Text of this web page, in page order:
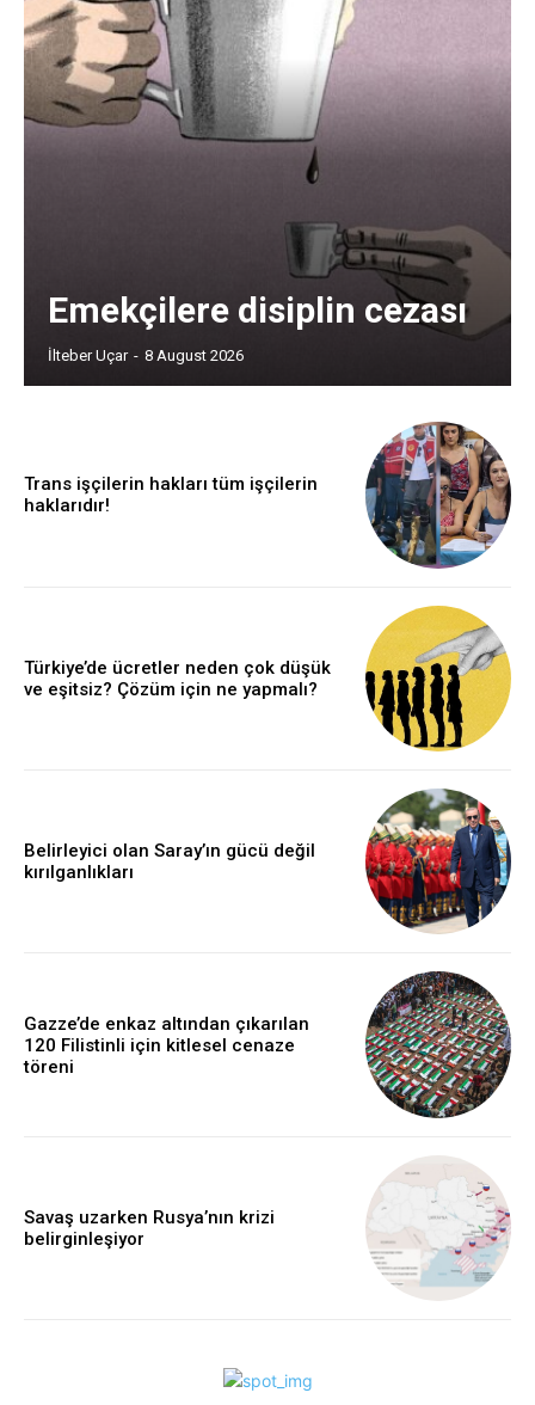
Emekçilere disiplin cezası
İlteber Uçar - 8 August 2026
Trans işçilerin hakları tüm işçilerin
haklarıdır!
Türkiye’de ücretler neden çok düşük
ve eşitsiz? Çözüm için ne yapmalı?
Belirleyici olan Saray’ın gücü değil
kırılganlıkları
Gazze’de enkaz altından çıkarılan
120 Filistinli için kitlesel cenaze
töreni
Savaş uzarken Rusya’nın krizi
belirginleşiyor